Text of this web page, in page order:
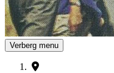
Verberg menu